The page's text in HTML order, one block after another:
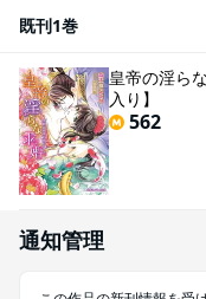
る代わりに恋々の真っ白な
既刊1巻
皇帝の淫ら
入り】
562
通知管理